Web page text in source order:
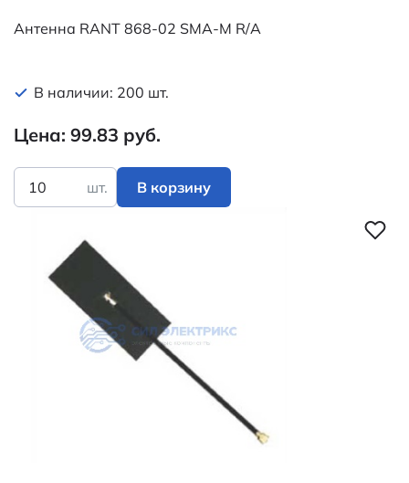
Антенна RANT 868-02 SMA-M R/A
В наличии: 200 шт.
Цена: 99.83 руб.
шт. В корзину